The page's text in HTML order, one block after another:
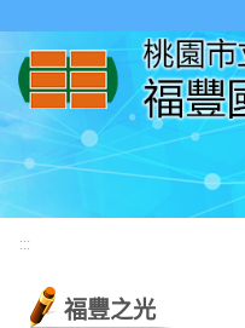
:::
福豐之光